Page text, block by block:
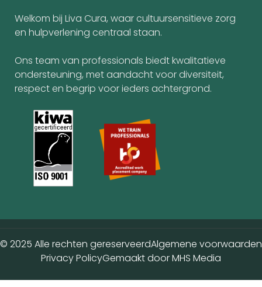
Welkom bij Liva Cura, waar cultuursensitieve zorg
en hulpverlening centraal staan.
Ons team van professionals biedt kwalitatieve
ondersteuning, met aandacht voor diversiteit,
respect en begrip voor ieders achtergrond.
© 2025 Alle rechten gereserveerdAlgemene voorwaarden
Privacy PolicyGemaakt door MHS Media